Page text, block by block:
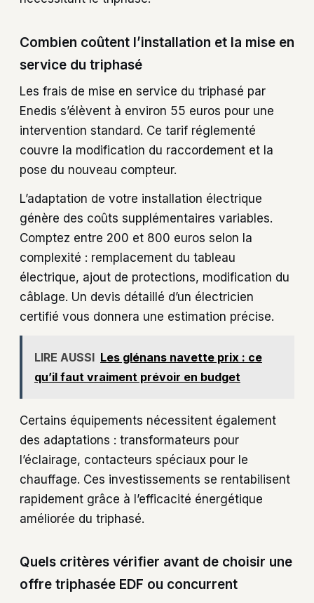
Combien coûtent l’installation et la mise en
service du triphasé
Les frais de mise en service du triphasé par
Enedis s’élèvent à environ 55 euros pour une
intervention standard. Ce tarif réglementé
couvre la modification du raccordement et la
pose du nouveau compteur.
L’adaptation de votre installation électrique
génère des coûts supplémentaires variables.
Comptez entre 200 et 800 euros selon la
complexité : remplacement du tableau
électrique, ajout de protections, modification du
câblage. Un devis détaillé d’un électricien
certifié vous donnera une estimation précise.
LIRE AUSSI Les glénans navette prix : ce
qu’il faut vraiment prévoir en budget
Certains équipements nécessitent également
des adaptations : transformateurs pour
l’éclairage, contacteurs spéciaux pour le
chauffage. Ces investissements se rentabilisent
rapidement grâce à l’efficacité énergétique
améliorée du triphasé.
Quels critères vérifier avant de choisir une
offre triphasée EDF ou concurrent